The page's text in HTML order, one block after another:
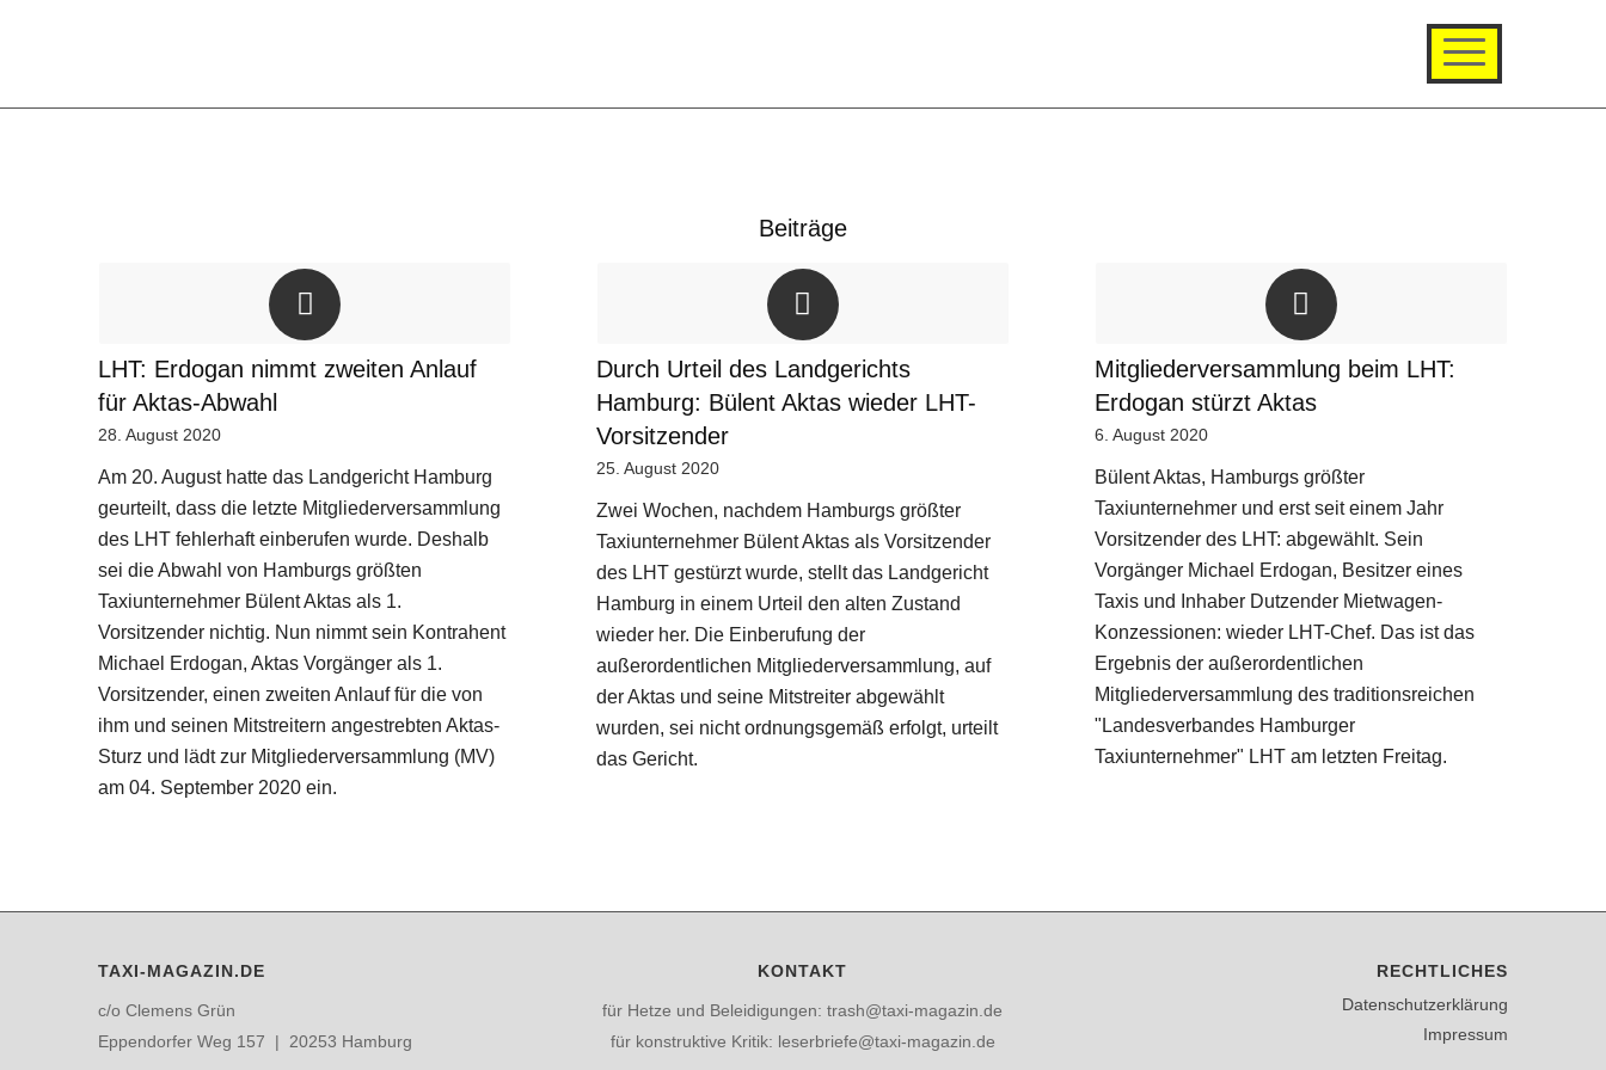
Beiträge
LHT: Erdogan nimmt zweiten Anlauf
für Aktas-Abwahl
28. August 2020
Am 20. August hatte das Landgericht Hamburg
geurteilt, dass die letzte Mitgliederversammlung
des LHT fehlerhaft einberufen wurde. Deshalb
sei die Abwahl von Hamburgs größten
Taxiunternehmer Bülent Aktas als 1.
Vorsitzender nichtig. Nun nimmt sein Kontrahent
Michael Erdogan, Aktas Vorgänger als 1.
Vorsitzender, einen zweiten Anlauf für die von
ihm und seinen Mitstreitern angestrebten Aktas-
Sturz und lädt zur Mitgliederversammlung (MV)
am 04. September 2020 ein.
Durch Urteil des Landgerichts
Hamburg: Bülent Aktas wieder LHT-
Vorsitzender
25. August 2020
Zwei Wochen, nachdem Hamburgs größter
Taxiunternehmer Bülent Aktas als Vorsitzender
des LHT gestürzt wurde, stellt das Landgericht
Hamburg in einem Urteil den alten Zustand
wieder her. Die Einberufung der
außerordentlichen Mitgliederversammlung, auf
der Aktas und seine Mitstreiter abgewählt
wurden, sei nicht ordnungsgemäß erfolgt, urteilt
das Gericht.
Mitgliederversammlung beim LHT:
Erdogan stürzt Aktas
6. August 2020
Bülent Aktas, Hamburgs größter
Taxiunternehmer und erst seit einem Jahr
Vorsitzender des LHT: abgewählt. Sein
Vorgänger Michael Erdogan, Besitzer eines
Taxis und Inhaber Dutzender Mietwagen-
Konzessionen: wieder LHT-Chef. Das ist das
Ergebnis der außerordentlichen
Mitgliederversammlung des traditionsreichen
"Landesverbandes Hamburger
Taxiunternehmer" LHT am letzten Freitag.
TAXI-MAGAZIN.DE
c/o Clemens Grün
Eppendorfer Weg 157 | 20253 Hamburg
KONTAKT
für Hetze und Beleidigungen: trash@taxi-magazin.de
für konstruktive Kritik: leserbriefe@taxi-magazin.de
RECHTLICHES
Datenschutzerklärung
Impressum